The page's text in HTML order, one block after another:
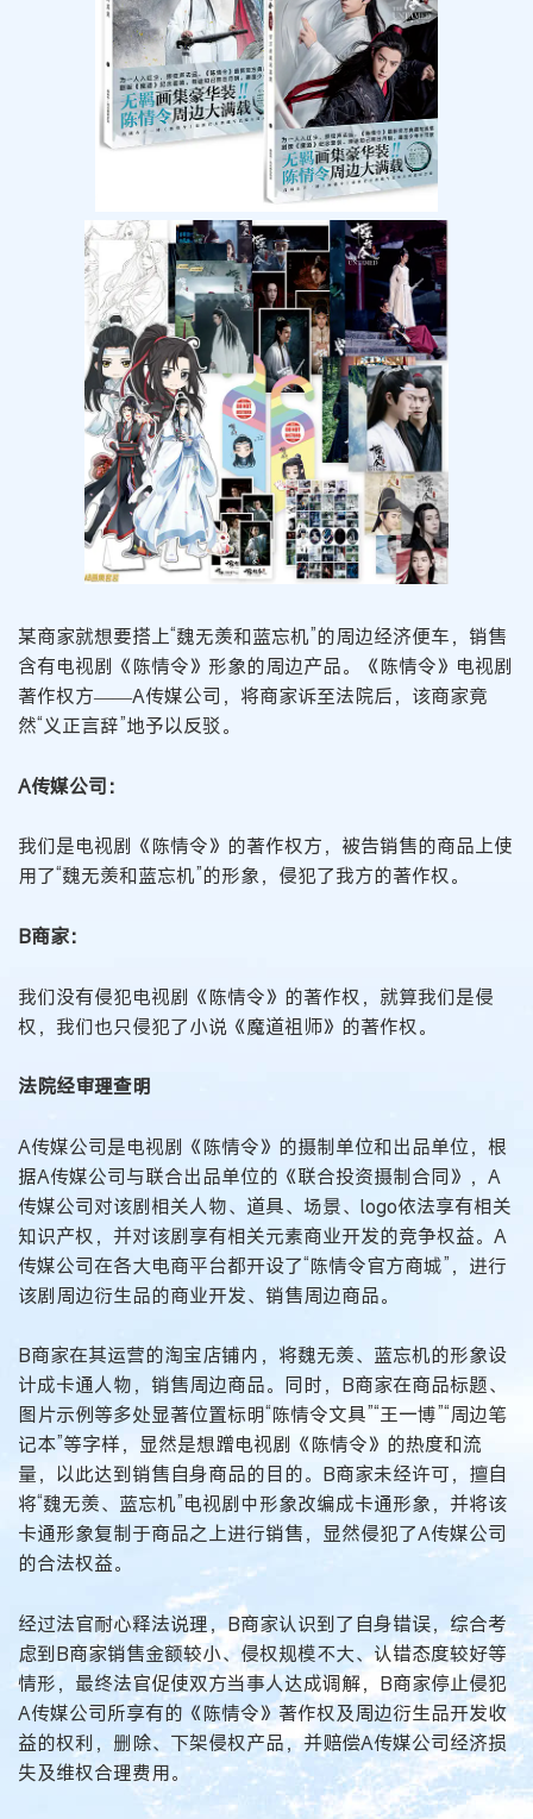
某商家就想要搭上“魏无羡和蓝忘机”的周边经济便车，销售
含有电视剧《陈情令》形象的周边产品。《陈情令》电视剧
著作权方——A传媒公司，将商家诉至法院后，该商家竟
然“义正言辞”地予以反驳。
A传媒公司：
我们是电视剧《陈情令》的著作权方，被告销售的商品上使
用了“魏无羡和蓝忘机”的形象，侵犯了我方的著作权。
B商家：
我们没有侵犯电视剧《陈情令》的著作权，就算我们是侵
权，我们也只侵犯了小说《魔道祖师》的著作权。
法院经审理查明
A传媒公司是电视剧《陈情令》的摄制单位和出品单位，根
据A传媒公司与联合出品单位的《联合投资摄制合同》，A
传媒公司对该剧相关人物、道具、场景、logo依法享有相关
知识产权，并对该剧享有相关元素商业开发的竞争权益。A
传媒公司在各大电商平台都开设了“陈情令官方商城”，进行
该剧周边衍生品的商业开发、销售周边商品。
B商家在其运营的淘宝店铺内，将魏无羡、蓝忘机的形象设
计成卡通人物，销售周边商品。同时，B商家在商品标题、
图片示例等多处显著位置标明“陈情令文具”“王一博”“周边笔
记本”等字样，显然是想蹭电视剧《陈情令》的热度和流
量，以此达到销售自身商品的目的。B商家未经许可，擅自
将“魏无羡、蓝忘机”电视剧中形象改编成卡通形象，并将该
卡通形象复制于商品之上进行销售，显然侵犯了A传媒公司
的合法权益。
经过法官耐心释法说理，B商家认识到了自身错误，综合考
虑到B商家销售金额较小、侵权规模不大、认错态度较好等
情形，最终法官促使双方当事人达成调解，B商家停止侵犯
A传媒公司所享有的《陈情令》著作权及周边衍生品开发收
益的权利，删除、下架侵权产品，并赔偿A传媒公司经济损
失及维权合理费用。